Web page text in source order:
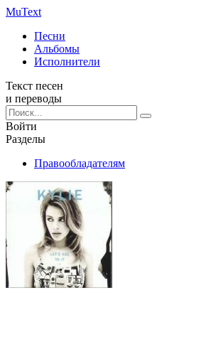
MuText
Песни
Альбомы
Исполнители
Текст песен
и переводы
Войти
Разделы
Правообладателям